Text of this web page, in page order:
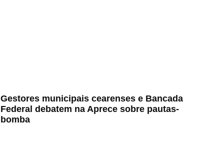
Gestores municipais cearenses e Bancada
Federal debatem na Aprece sobre pautas-
bomba